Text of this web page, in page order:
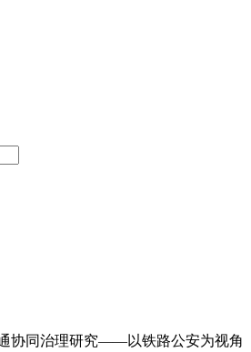
协同治理研究——以铁路公安为视角